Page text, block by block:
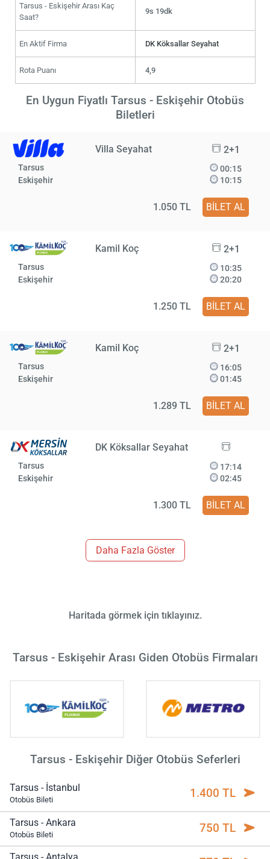
Tarsus - Eskişehir Arası Kaç
Saat?
9s 19dk
En Aktif Firma DK Köksallar Seyahat
Rota Puanı 4,9
En Uygun Fiyatlı Tarsus - Eskişehir Otobüs
Biletleri
Villa Seyahat 2+1
Tarsus
Eskişehir
00:15
10:15
1.050 TL BİLET AL
Kamil Koç 2+1
Tarsus
Eskişehir
10:35
20:20
1.250 TL BİLET AL
Kamil Koç 2+1
Tarsus
Eskişehir
16:05
01:45
1.289 TL BİLET AL
DK Köksallar Seyahat
Tarsus
Eskişehir
17:14
02:45
1.300 TL BİLET AL
Daha Fazla Göster
Haritada görmek için tıklayınız.
Tarsus - Eskişehir Arası Giden Otobüs Firmaları
Tarsus - Eskişehir Diğer Otobüs Seferleri
Tarsus - İstanbul
Otobüs Bileti 1.400 TL
Tarsus - Ankara
Otobüs Bileti 750 TL